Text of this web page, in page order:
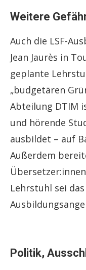
Weitere
Auch die LSF-
Jean Jaurès in
geplante
„budgetären
Abteilung DTIM
und hörende
ausbildet – auf
Außerdem
Lehrstuhl sei
Politik,